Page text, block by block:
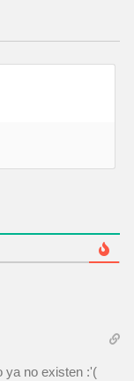
ya no existen :'(